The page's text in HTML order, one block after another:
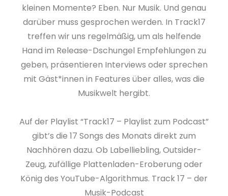
kleinen Momente? Eben. Nur Musik. Und genau
darüber muss gesprochen werden. In Track17
treffen wir uns regelmäßig, um als helfende
Hand im Release-Dschungel Empfehlungen zu
geben, präsentieren Interviews oder sprechen
mit Gäst*innen in Features über alles, was die
Musikwelt hergibt.
Auf der Playlist “Track17 – Playlist zum Podcast”
gibt’s die 17 Songs des Monats direkt zum
Nachhören dazu. Ob Labelliebling, Outsider-
Zeug, zufällige Plattenladen-Eroberung oder
König des YouTube-Algorithmus. Track 17 – der
Musik-Podcast